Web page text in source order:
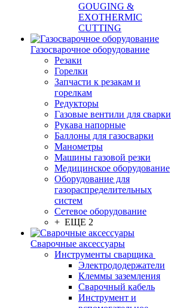
GOUGING &
EXOTHERMIC
CUTTING
Газосварочное оборудование
Резаки
Горелки
Запчасти к резакам и
горелкам
Редукторы
Газовые вентили для сварки
Рукава напорные
Баллоны для газосварки
Манометры
Машины газовой резки
Медицинское оборудование
Оборудование для
газораспределительных
систем
Сетевое оборудование
+ ЕЩЕ 2
Сварочные аксессуары
Инструменты сварщика
Электрододержатели
Клеммы заземления
Сварочный кабель
Инструмент и